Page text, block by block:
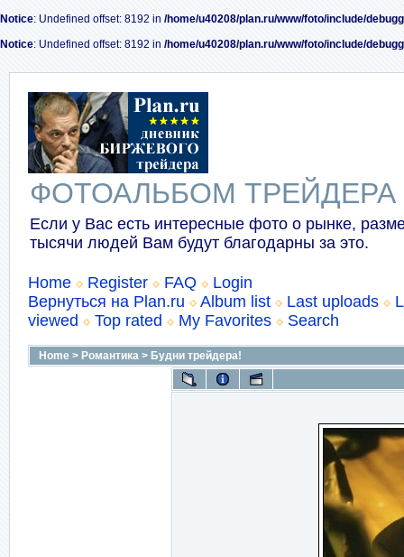
Notice: Undefined offset: 8192 in /home/u40208/plan.ru/www/foto/include/
Notice: Undefined offset: 8192 in /home/u40208/plan.ru/www/foto/include/
ФОТОАЛЬБОМ ТРЕЙДЕРА
Если у Вас есть интересные фото о рынке,
тысячи людей Вам будут благодарны за это.
Home Register FAQ
Login
Вернуться на Plan.ru
Album list Last uploads
viewed
Top rated My Favorites Search
Home > Романтика > Будни трейдера!